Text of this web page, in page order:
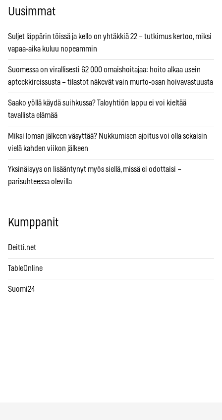
Uusimmat
Suljet läppärin töissä ja kello on yhtäkkiä 22 – tutkimus kertoo, miksi
vapaa-aika kuluu nopeammin
Suomessa on virallisesti 62 000 omaishoitajaa: hoito alkaa usein
apteekkireissusta – tilastot näkevät vain murto-osan hoivavastuusta
Saako yöllä käydä suihkussa? Taloyhtiön lappu ei voi kieltää
tavallista elämää
Miksi loman jälkeen väsyttää? Nukkumisen ajoitus voi olla sekaisin
vielä kahden viikon jälkeen
Yksinäisyys on lisääntynyt myös siellä, missä ei odottaisi –
parisuhteessa olevilla
Kumppanit
Deitti.net
TableOnline
Suomi24